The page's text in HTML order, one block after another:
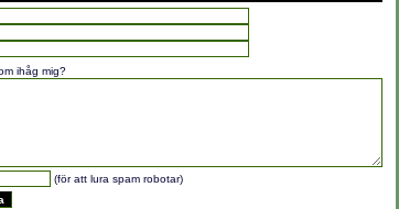
ihåg mig?
(för att lura spam robotar)